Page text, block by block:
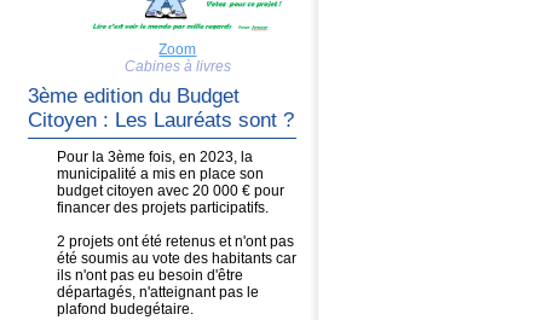
Zoom
Cabines à livres
3ème edition du Budget
Citoyen : Les Lauréats sont ?
Pour la 3ème fois, en 2023, la
municipalité a mis en place son
budget citoyen avec 20 000 € pour
financer des projets participatifs.
2 projets ont été retenus et n'ont pas
été soumis au vote des habitants car
ils n'ont pas eu besoin d'être
départagés, n'atteignant pas le
plafond budegétaire.